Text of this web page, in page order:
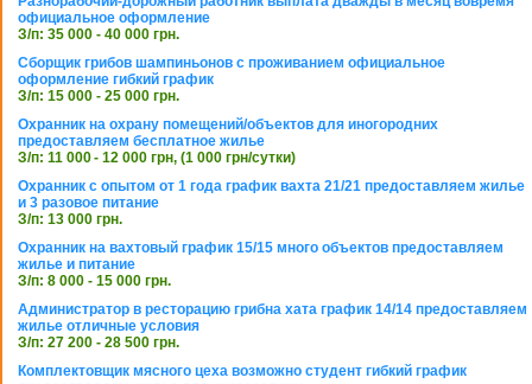
официальное оформление
З/п: 35 000 - 40 000 грн.
Сборщик грибов шампиньонов с проживанием официальное
оформление гибкий график
З/п: 15 000 - 25 000 грн.
Охранник на охрану помещений/объектов для иногородних
предоставляем бесплатное жилье
З/п: 11 000 - 12 000 грн, (1 000 грн/сутки)
Охранник с опытом от 1 года график вахта 21/21 предоставляем жилье
и 3 разовое питание
З/п: 13 000 грн.
Охранник на вахтовый график 15/15 много объектов предоставляем
жилье и питание
З/п: 8 000 - 15 000 грн.
Администратор в ресторацию грибна хата график 14/14 предоставляем
жилье отличные условия
З/п: 27 200 - 28 500 грн.
Комплектовщик мясного цеха возможно студент гибкий график